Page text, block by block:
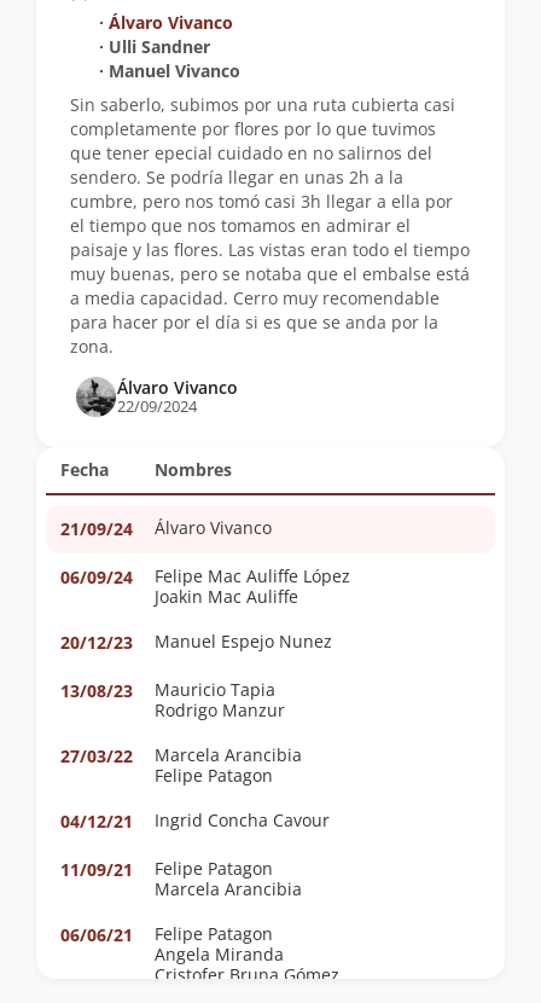
Fecha Nombres
21/09/24 Álvaro Vivanco
06/09/24
Felipe Mac Auliffe López
Joakin Mac Auliffe
20/12/23
Manuel Espejo Nunez
13/08/23
Mauricio Tapia
Rodrigo Manzur
27/03/22
Marcela Arancibia
Felipe Patagon
04/12/21
Ingrid Concha Cavour
11/09/21
Felipe Patagon
Marcela Arancibia
06/06/21
Felipe Patagon
Angela Miranda
Cristofer Bruna Gómez
∙ Álvaro Vivanco
∙ Ulli Sandner
∙ Manuel Vivanco
Sin saberlo, subimos por una ruta cubierta casi
completamente por flores por lo que tuvimos
que tener epecial cuidado en no salirnos del
sendero. Se podría llegar en unas 2h a la
cumbre, pero nos tomó casi 3h llegar a ella por
el tiempo que nos tomamos en admirar el
paisaje y las flores. Las vistas eran todo el tiempo
muy buenas, pero se notaba que el embalse está
a media capacidad. Cerro muy recomendable
para hacer por el día si es que se anda por la
zona.
Álvaro Vivanco
22/09/2024